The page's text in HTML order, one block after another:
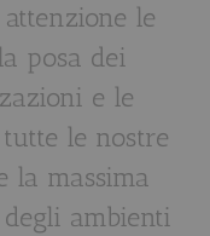
le
posa dei
e le
le nostre
la massima
ambienti